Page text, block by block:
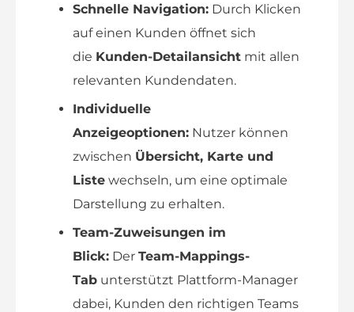
Schnelle Navigation: Durch Klicken
auf einen Kunden öffnet sich
die Kunden-Detailansicht mit allen
relevanten Kundendaten.
Individuelle
Anzeigeoptionen: Nutzer können
zwischen Übersicht, Karte und
Liste wechseln, um eine optimale
Darstellung zu erhalten.
Team-Zuweisungen im
Blick: Der Team-Mappings-
Tab unterstützt Plattform-Manager
dabei, Kunden den richtigen Teams